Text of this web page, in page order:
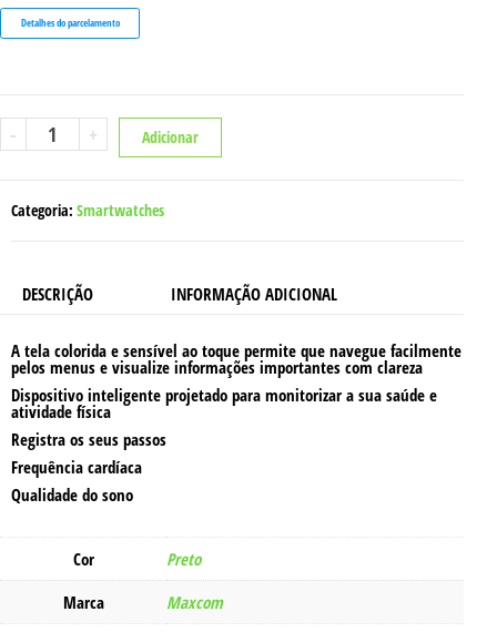
Detalhes do parcelamento
- Quantidade
MAXCOM
+ Adicionar
Categoria: Smartwatches
DESCRIÇÃO INFORMAÇÃO ADICIONAL
A tela colorida e sensível ao toque permite que navegue facilmente
pelos menus e visualize informações importantes com clareza
Dispositivo inteligente projetado para monitorizar a sua saúde e
atividade física
Registra os seus passos
Frequência cardíaca
Qualidade do sono
Cor
Preto
Marca
Maxcom